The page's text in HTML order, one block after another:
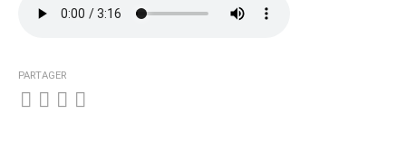
PARTAGER